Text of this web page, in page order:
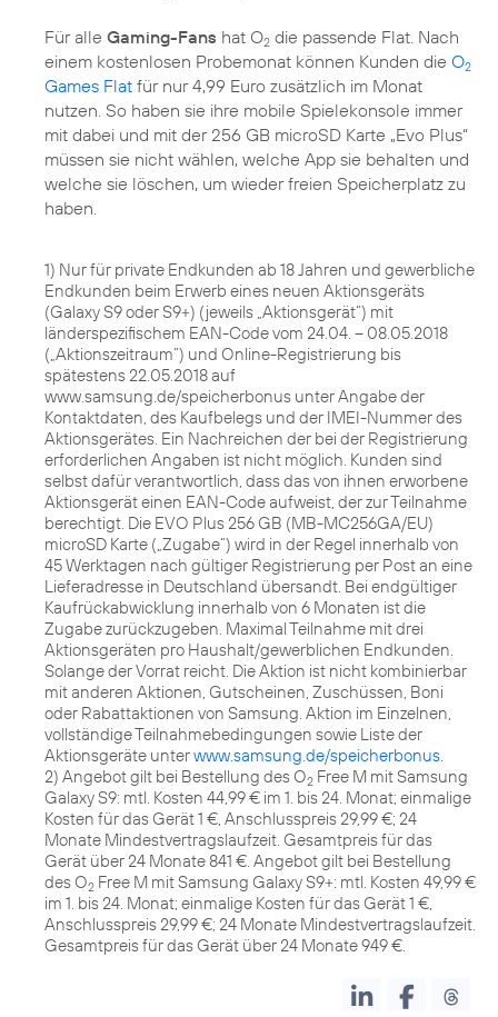
Für alle Gaming-Fans hat O2 die passende Flat. Nach
einem kostenlosen Probemonat können Kunden die O2
Games Flat für nur 4,99 Euro zusätzlich im Monat
nutzen. So haben sie ihre mobile Spielekonsole immer
mit dabei und mit der 256 GB microSD Karte „Evo Plus“
müssen sie nicht wählen, welche App sie behalten und
welche sie löschen, um wieder freien Speicherplatz zu
haben.
1) Nur für private Endkunden ab 18 Jahren und gewerbliche
Endkunden beim Erwerb eines neuen Aktionsgeräts
(Galaxy S9 oder S9+) (jeweils „Aktionsgerät“) mit
länderspezifischem EAN-Code vom 24.04. – 08.05.2018
(„Aktionszeitraum“) und Online-Registrierung bis
spätestens 22.05.2018 auf
www.samsung.de/speicherbonus unter Angabe der
Kontaktdaten, des Kaufbelegs und der IMEI-Nummer des
Aktionsgerätes. Ein Nachreichen der bei der Registrierung
erforderlichen Angaben ist nicht möglich. Kunden sind
selbst dafür verantwortlich, dass das von ihnen erworbene
Aktionsgerät einen EAN-Code aufweist, der zur Teilnahme
berechtigt. Die EVO Plus 256 GB (MB-MC256GA/EU)
microSD Karte („Zugabe“) wird in der Regel innerhalb von
45 Werktagen nach gültiger Registrierung per Post an eine
Lieferadresse in Deutschland übersandt. Bei endgültiger
Kaufrückabwicklung innerhalb von 6 Monaten ist die
Zugabe zurückzugeben. Maximal Teilnahme mit drei
Aktionsgeräten pro Haushalt/gewerblichen Endkunden.
Solange der Vorrat reicht. Die Aktion ist nicht kombinierbar
mit anderen Aktionen, Gutscheinen, Zuschüssen, Boni
oder Rabattaktionen von Samsung. Aktion im Einzelnen,
vollständige Teilnahmebedingungen sowie Liste der
Aktionsgeräte unterwww.samsung.de/speicherbonus
2) Angebot gilt bei Bestellung des O2 Free M mit Samsung
Galaxy S9: mtl. Kosten 44,99 € im 1. bis 24. Monat; einmalige
Kosten für das Gerät 1 €, Anschlusspreis 29,99 €; 24
Monate Mindestvertragslaufzeit. Gesamtpreis für das
Gerät über 24 Monate 841 €. Angebot gilt bei Bestellung
des O2 Free M mit Samsung Galaxy S9+: mtl. Kosten 49,99 €
im 1. bis 24. Monat; einmalige Kosten für das Gerät 1 €,
Anschlusspreis 29,99 €; 24 Monate Mindestvertragslaufzeit.
Gesamtpreis für das Gerät über 24 Monate 949 €.